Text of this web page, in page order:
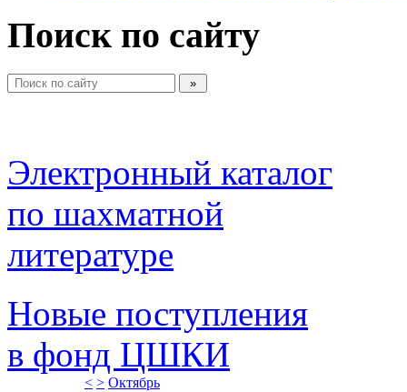
Поиск по сайту
Электронный каталог
по шахматной
литературе
Новые поступления
в фонд ЦШКИ
< > Октябрь